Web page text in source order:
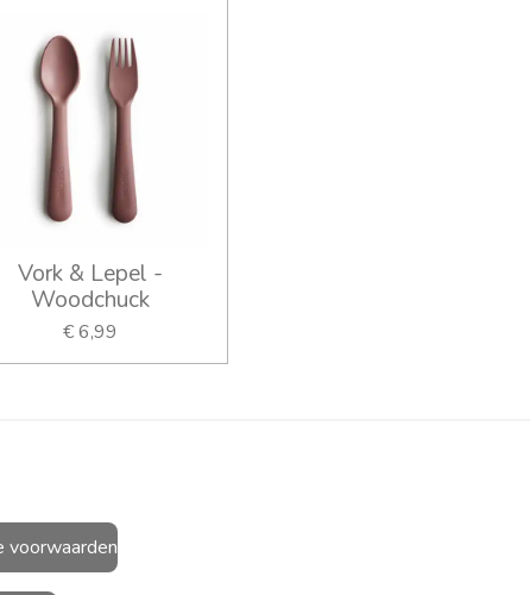
Vork & Lepel -
Woodchuck
€ 6,99
voorwaarden